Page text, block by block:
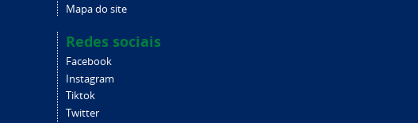
Mapa do site
Redes sociais
Facebook
Instagram
Tiktok
Twitter